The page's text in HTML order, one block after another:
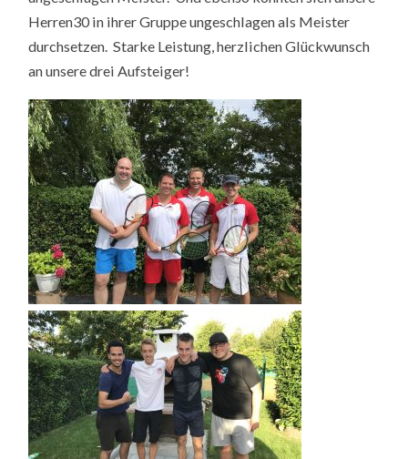
Herren30 in ihrer Gruppe ungeschlagen als Meister
durchsetzen. Starke Leistung, herzlichen Glückwunsch
an unsere drei Aufsteiger!